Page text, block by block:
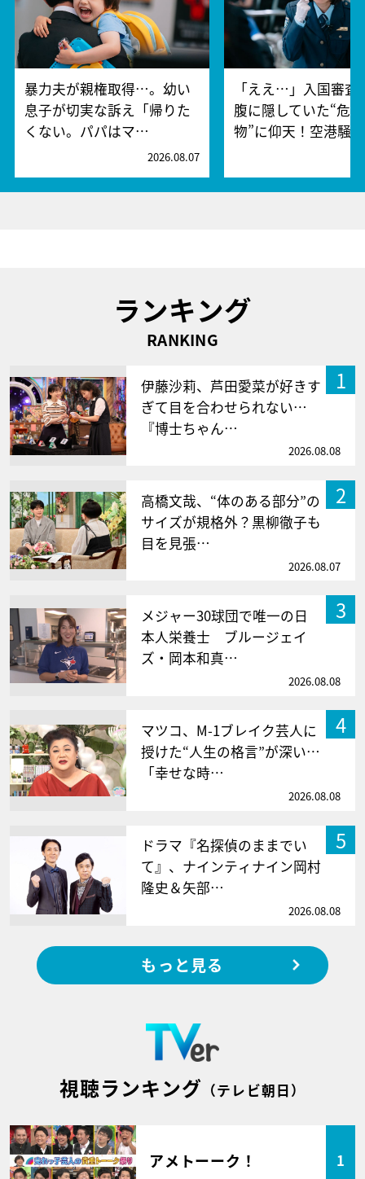
暴力夫が親権取得…。幼い
息子が切実な訴え「帰りた
くない。パパはマ…
2026.08.07
「ええ…」入国審査
腹に隠していた“危
物”に仰天！空港騒
ランキング
RANKING
1
伊藤沙莉、芦田愛菜が好きす
ぎて目を合わせられない…
『博士ちゃん…
2026.08.08
2
高橋文哉、“体のある部分”の
サイズが規格外？黒柳徹子も
目を見張…
2026.08.07
3
メジャー30球団で唯一の日
本人栄養士 ブルージェイ
ズ・岡本和真…
2026.08.08
4
マツコ、M-1ブレイク芸人に
授けた“人生の格言”が深い…
「幸せな時…
2026.08.08
5
ドラマ『名探偵のままでい
て』、ナインティナイン岡村
隆史＆矢部…
2026.08.08
もっと見る
視聴ランキング （テレビ朝日）
アメトーーク！ 1